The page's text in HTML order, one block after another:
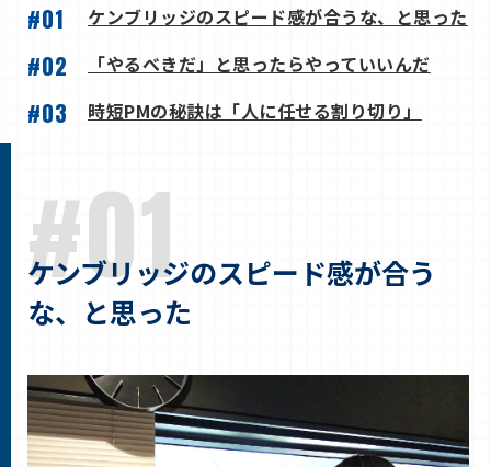
#01 ケンブリッジのスピード感が合うな、と思った
#02 「やるべきだ」と思ったらやっていいんだ
#03 時短PMの秘訣は「人に任せる割り切り」
#01
ケンブリッジのスピード感が合う
な、と思った